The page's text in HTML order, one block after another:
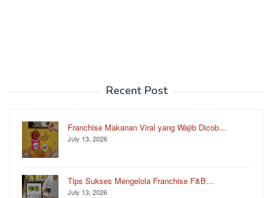
Recent Post
Franchise Makanan Viral yang Wajib Dicob…
July 13, 2026
Tips Sukses Mengelola Franchise F&B…
July 13, 2026